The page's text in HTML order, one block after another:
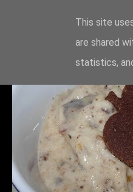
This site
are shared
statistics,